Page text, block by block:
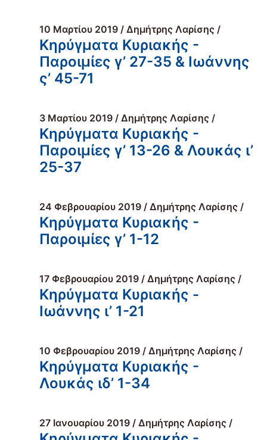
10 Μαρτίου 2019 / Δημήτρης Λαρίσης /
Κηρύγματα Κυριακής -
Παροιμίες γ’ 27-35 & Ιωάννης
ς’ 45-71
3 Μαρτίου 2019 / Δημήτρης Λαρίσης /
Κηρύγματα Κυριακής -
Παροιμίες γ’ 13-26 & Λουκάς ι’
25-37
24 Φεβρουαρίου 2019 / Δημήτρης Λαρίσης /
Κηρύγματα Κυριακής -
Παροιμίες γ’ 1-12
17 Φεβρουαρίου 2019 / Δημήτρης Λαρίσης /
Κηρύγματα Κυριακής -
Ιωάννης ι’ 1-21
10 Φεβρουαρίου 2019 / Δημήτρης Λαρίσης /
Κηρύγματα Κυριακής -
Λουκάς ιδ’ 1-34
27 Ιανουαρίου 2019 / Δημήτρης Λαρίσης /